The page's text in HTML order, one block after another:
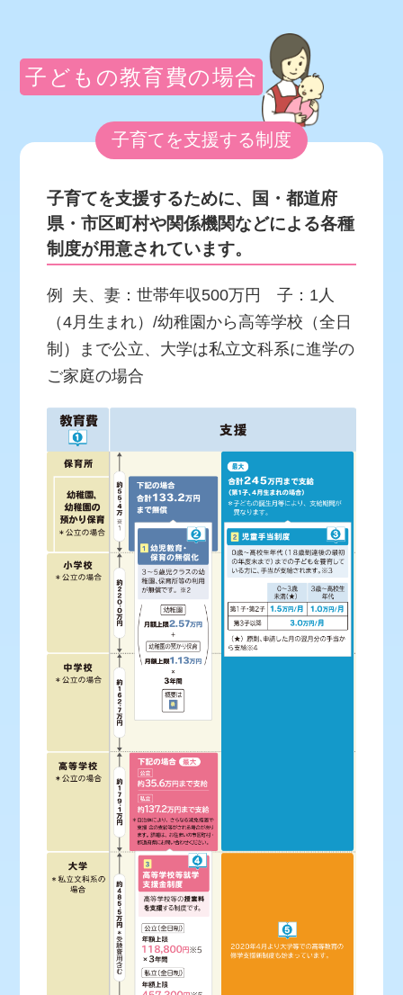
子どもの教育費の場合
子育てを支援する制度
子育てを支援するために、国・都道府
県・市区町村や関係機関などによる各種
制度が用意されています。
例 夫、妻：世帯年収500万円 子：1人
（4月生まれ）/幼稚園から高等学校（全日
制）まで公立、大学は私立文科系に進学の
ご家庭の場合